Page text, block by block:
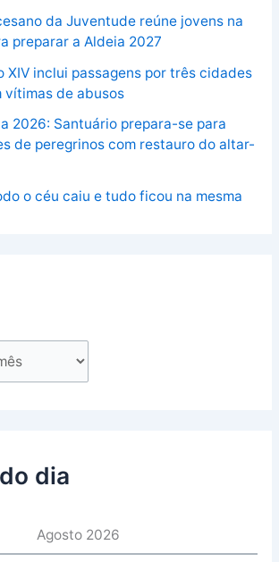
da Juventude reúne jovens na
preparar a Aldeia 2027
XIV inclui passagens por três cidades
vítimas de abusos
2026: Santuário prepara-se para
de peregrinos com restauro do altar-
o céu caiu e tudo ficou na mesma
dia
Agosto 2026